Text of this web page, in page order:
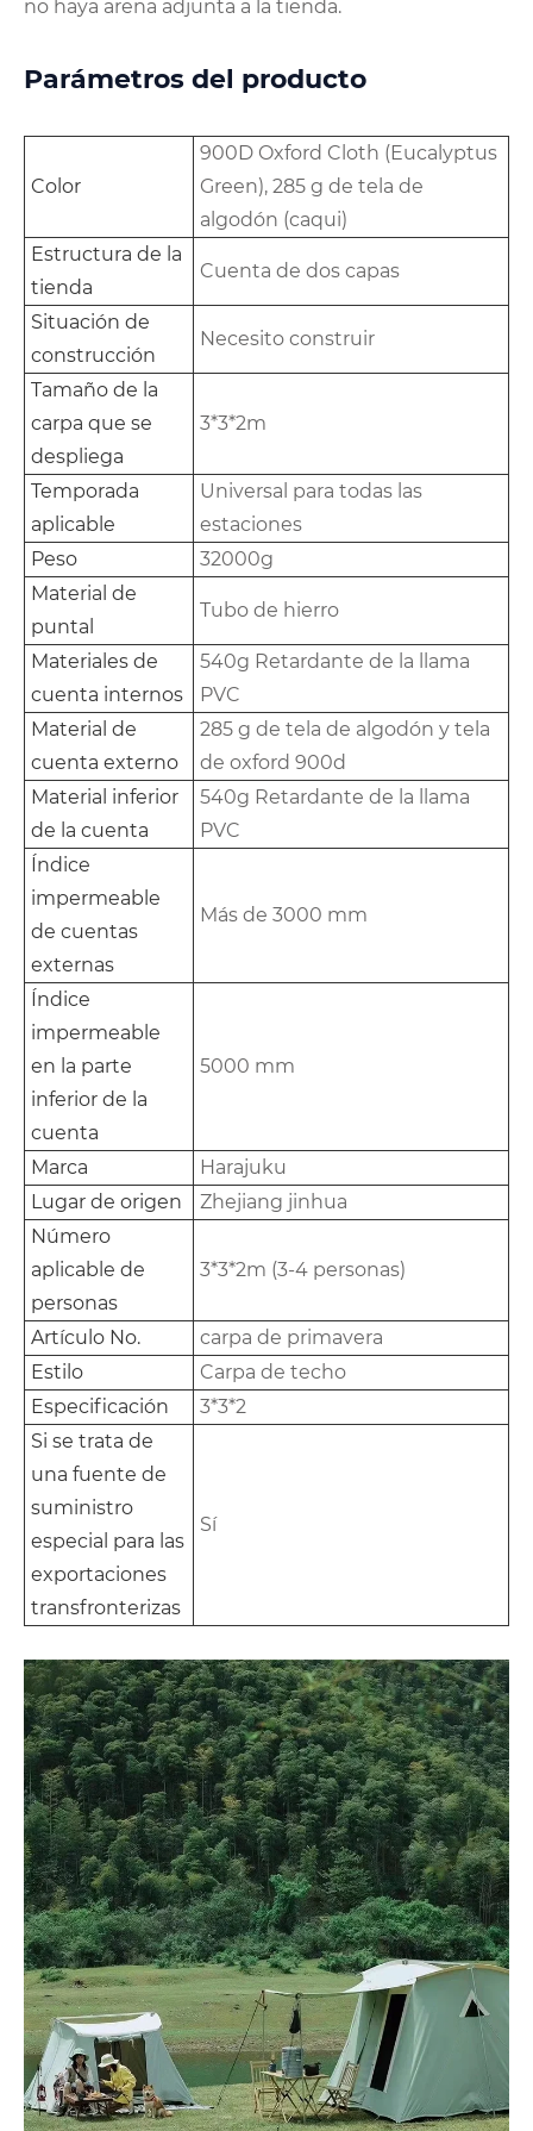
no haya arena adjunta a la tienda.
Parámetros del producto
Color
900D Oxford Cloth (Eucalyptus
Green), 285 g de tela de
algodón (caqui)
Estructura de la
tienda
Cuenta de dos capas
Situación de
construcción
Necesito construir
Tamaño de la
carpa que se
despliega
3*3*2m
Temporada
aplicable
Universal para todas las
estaciones
Peso
32000g
Material de
puntal
Tubo de hierro
Materiales de
cuenta internos
540g Retardante de la llama
PVC
Material de
cuenta externo
285 g de tela de algodón y tela
de oxford 900d
Material inferior
de la cuenta
540g Retardante de la llama
PVC
Índice
impermeable
de cuentas
externas
Más de 3000 mm
Índice
impermeable
en la parte
inferior de la
cuenta
5000 mm
Marca
Harajuku
Lugar de origen
Zhejiang jinhua
Número
aplicable de
personas
3*3*2m (3-4 personas)
Artículo No.
carpa de primavera
Estilo
Carpa de techo
Especificación
3*3*2
Si se trata de
una fuente de
suministro
especial para las
exportaciones
transfronterizas
Sí